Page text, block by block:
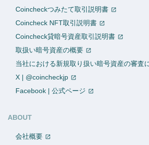
Coincheckつみたて取引説明書
Coincheck NFT取引説明書
Coincheck貸暗号資産取引説明書
取扱い暗号資産の概要
当社における新規取り扱い暗号資産の審査
X | @coincheckjp
Facebook | 公式ページ
ABOUT
会社概要